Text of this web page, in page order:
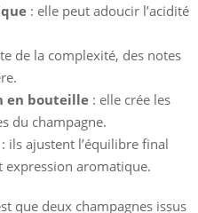
: elle peut adoucir l’acidité
de la complexité, des notes
en bouteille : elle crée les
du champagne.
: ils ajustent l’équilibre final
aromatique.
que deux champagnes issus